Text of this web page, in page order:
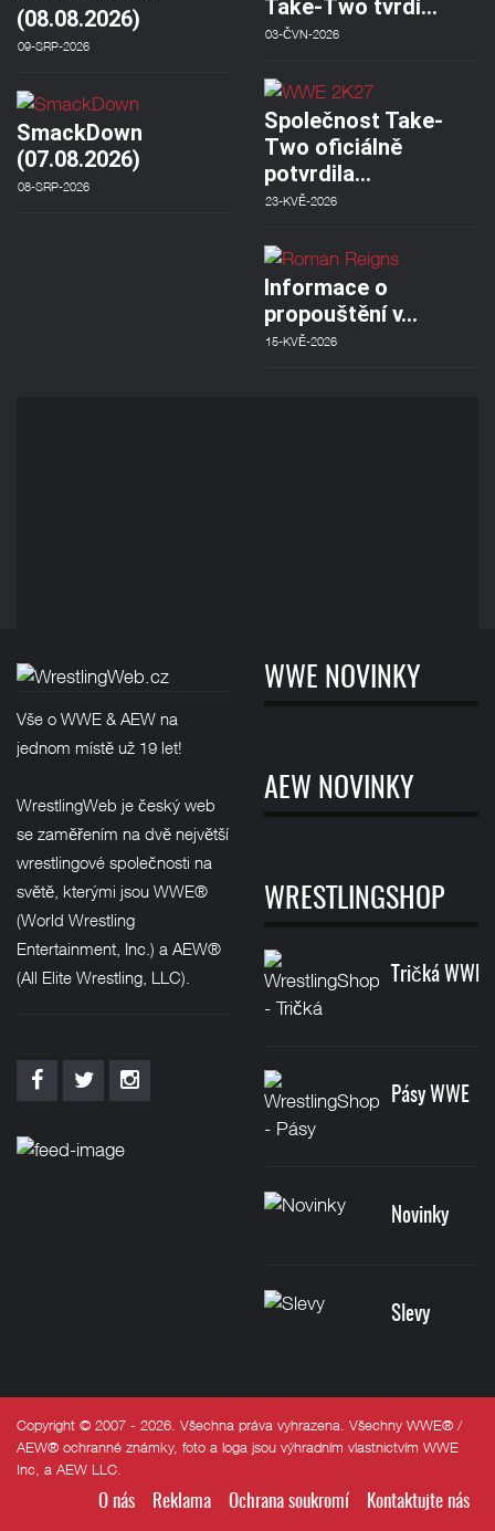
(08.08.2026)
09-SRP-2026
SmackDown
(07.08.2026)
08-SRP-2026
Take-Two tvrdí…
03-ČVN-2026
Společnost Take-
Two oficiálně
potvrdila…
23-KVĚ-2026
Informace o
propouštění v…
15-KVĚ-2026
Vše o WWE & AEW na
jednom místě už 19 let!
WrestlingWeb je český web
se zaměřením na dvě největší
wrestlingové společnosti na
světě, kterými jsou WWE®
(World Wrestling
Entertainment, Inc.) a AEW®
(All Elite Wrestling, LLC).
WWE NOVINKY
AEW NOVINKY
WRESTLINGSHOP
Tričká WWE
Pásy WWE
Novinky
Slevy
Copyright © 2007 - 2026. Všechna práva vyhrazena. Všechny WWE® /
AEW® ochranné známky, foto a loga jsou výhradním vlastnictvím WWE
Inc, a AEW LLC.
O nás Reklama Ochrana soukromí Kontaktujte nás